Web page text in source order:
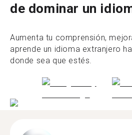
de dominar un
Aumenta tu comprensión,
aprende un idioma extranjero
donde sea que estés.